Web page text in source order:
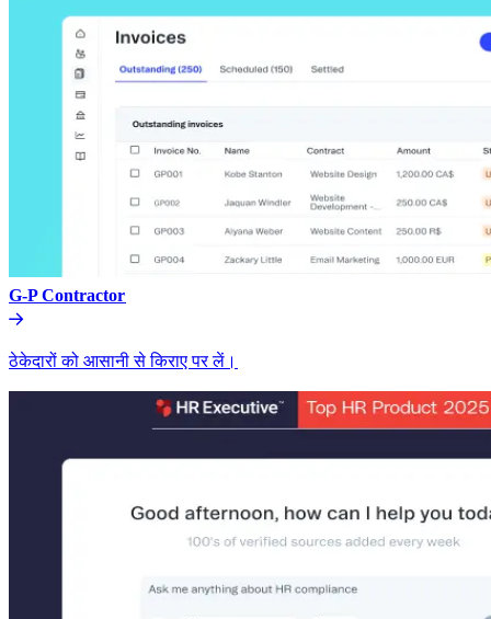
G-P Contractor​​
ठेकेदारों को आसानी से किराए पर लें।​​